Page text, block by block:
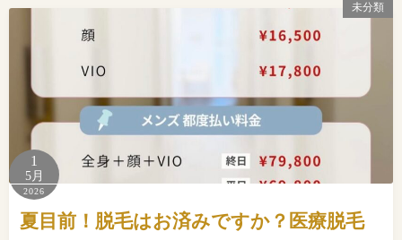
未分類
1
5月
2026
夏目前！脱毛はお済みですか？医療脱毛